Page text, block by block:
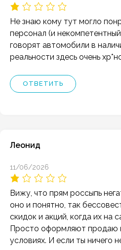
Не знаю кому тут могло
персонал (и
говорят автомобили в
реальности здесь очень
ОТВЕТИТЬ
Леонид
11/06/2026
Вижу, что прям россыпь
оно и понятно, так
скидок и акций, когда их на
Просто оформляют продаю
условиях. И если ты ничего